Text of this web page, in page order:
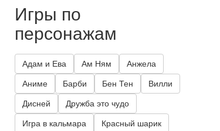
Игры по
персонажам
Адам и Ева Ам Ням Анжела
Аниме Барби Бен Тен Вилли
Дисней Дружба это чудо
Игра в кальмара Красный шарик